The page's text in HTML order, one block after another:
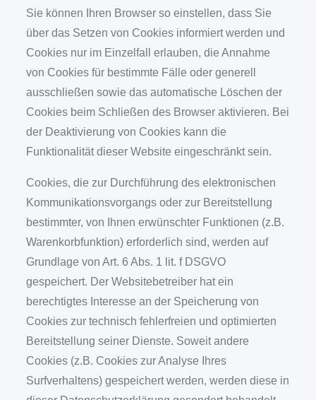
Sie können Ihren Browser so einstellen, dass Sie
über das Setzen von Cookies informiert werden und
Cookies nur im Einzelfall erlauben, die Annahme
von Cookies für bestimmte Fälle oder generell
ausschließen sowie das automatische Löschen der
Cookies beim Schließen des Browser aktivieren. Bei
der Deaktivierung von Cookies kann die
Funktionalität dieser Website eingeschränkt sein.
Cookies, die zur Durchführung des elektronischen
Kommunikationsvorgangs oder zur Bereitstellung
bestimmter, von Ihnen erwünschter Funktionen (z.B.
Warenkorbfunktion) erforderlich sind, werden auf
Grundlage von Art. 6 Abs. 1 lit. f DSGVO
gespeichert. Der Websitebetreiber hat ein
berechtigtes Interesse an der Speicherung von
Cookies zur technisch fehlerfreien und optimierten
Bereitstellung seiner Dienste. Soweit andere
Cookies (z.B. Cookies zur Analyse Ihres
Surfverhaltens) gespeichert werden, werden diese in